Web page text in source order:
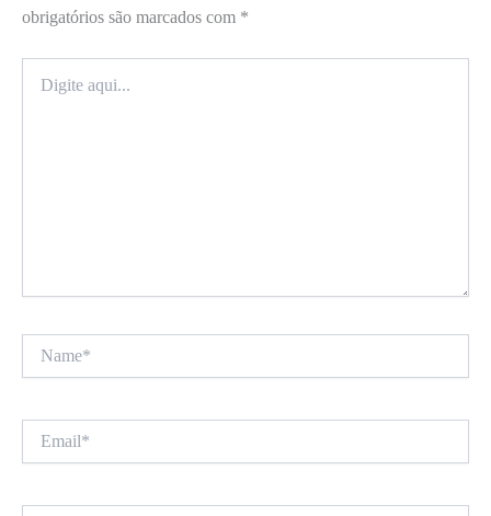
obrigatórios são marcados com *
aqui...